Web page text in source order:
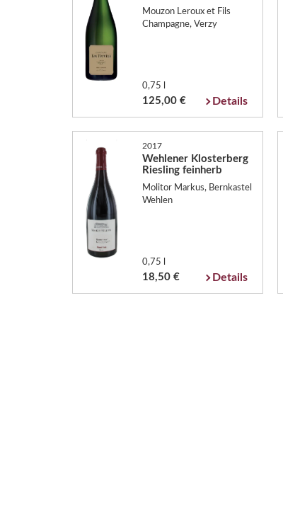
Mouzon Leroux et Fils
Champagne, Verzy
0,75 l
125,00 € Details
2017
Wehlener Klosterberg
Riesling feinherb
Molitor Markus, Bernkastel
Wehlen
0,75 l
18,50 € Details